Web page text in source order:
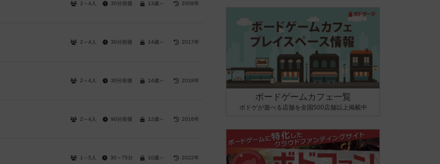
2～4人 30分前後 13歳～ 2008年
2～4人 30分前後 14歳～ 2017年
2～4人 30分前後 14歳～ 2018年
2～4人 90分前後 12歳～ 2016年
1～5人 30～75分 10歳～ 2022年
ボードゲームカフェ一覧
ボドゲが遊べる店舗を全国500店舗以上掲載中